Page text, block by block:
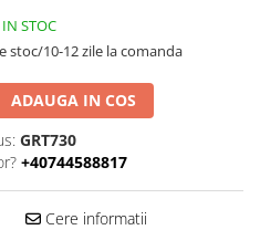
IN STOC
stoc/10-12 zile la comanda
ADAUGA IN COS
GRT730
+40744588817
Cere informatii